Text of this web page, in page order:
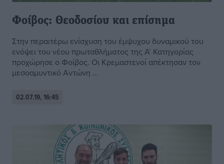
Φοίβος: Θεοδοσίου και επίσημα
Στην περαιτέρω ενίσχυση του έμψυχου δυναμικού του
ενόψει του νέου πρωταθλήματος της Α’ Κατηγορίας
προχώρησε ο Φοίβος. Οι Κρεμαστενοί απέκτησαν τον
μεσοαμυντικό Αντώνη ...
02.07.19, 16:45